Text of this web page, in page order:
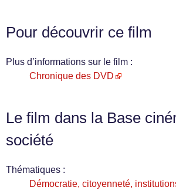
Pour découvrir ce film
Plus d’informations sur le film :
Chronique des DVD
Le film dans la Base
société
Thématiques :
Démocratie, citoyenneté,